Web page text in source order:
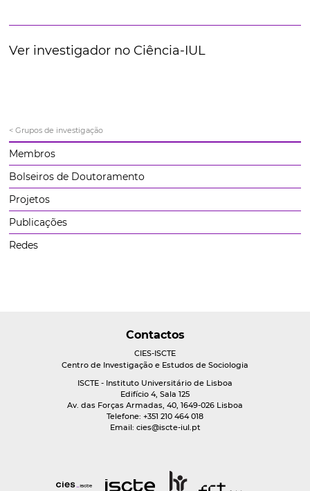
Ver investigador no Ciência-IUL
< Grupos de investigação
Membros
Bolseiros de Doutoramento
Projetos
Publicações
Redes
Contactos
CIES-ISCTE
Centro de Investigação e Estudos de Sociologia
ISCTE - Instituto Universitário de Lisboa
Edifício 4, Sala 125
Av. das Forças Armadas, 40, 1649-026 Lisboa
Telefone: +351 210 464 018
Email: cies@iscte-iul.pt